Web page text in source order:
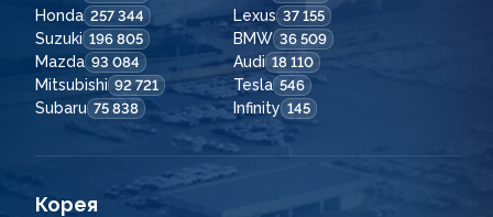
Honda 257 344 Lexus 37 155
Suzuki 196 805 BMW 36 509
Mazda 93 084 Audi 18 110
Mitsubishi 92 721 Tesla 546
Subaru 75 838 Infinity 145
Корея